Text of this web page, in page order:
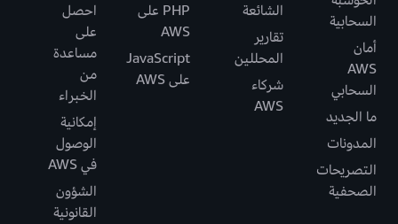
السحابية
أمان
AWS
السحابي
ما الجديد
المدونات
التصريحات
الصحفية
الشائعة
تقارير
المحللين
شركاء
AWS
PHP على
AWS
JavaScript
على AWS
احصل
على
مساعدة
من
الخبراء
إمكانية
الوصول
في AWS
الشؤون
القانونية